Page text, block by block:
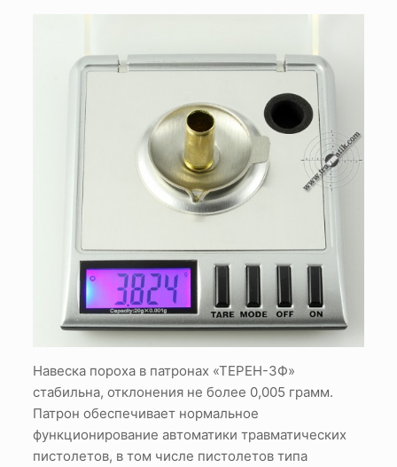
Навеска пороха в патронах «ТЕРЕН-3Ф»
стабильна, отклонения не более 0,005 грамм.
Патрон обеспечивает нормальное
функционирование автоматики травматических
пистолетов, в том числе пистолетов типа